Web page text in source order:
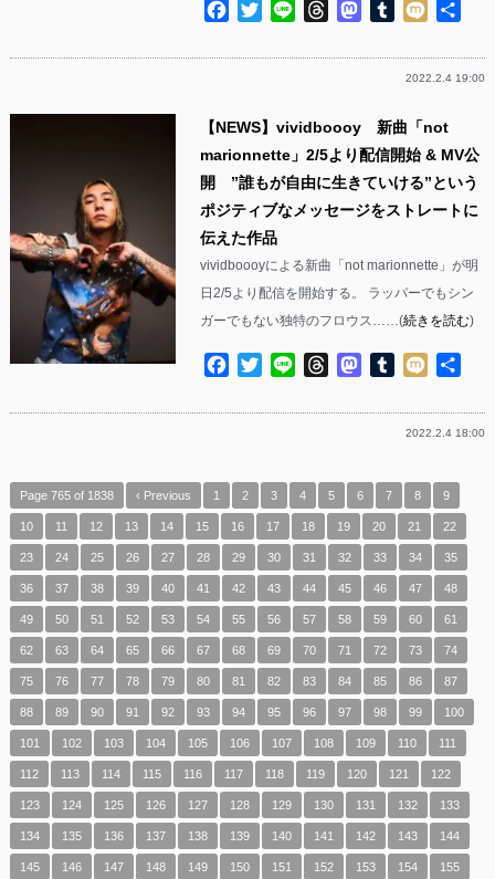
Facebook
TwitterLine ThreadsMastodon
Tumblr
Mixi
2022.2.4 19:00
【NEWS】vividboooy 新曲「not
marionnette」2/5より配信開始 & MV公
開 ”誰もが自由に生きていける”という
ポジティブなメッセージをストレートに
伝えた作品
vividboooyによる新曲「not marionnette」が明
日2/5より配信を開始する。 ラッパーでもシン
ガーでもない独特のフロウス……(続きを読む)
Facebook
TwitterLine ThreadsMastodon
Tumblr
Mixi
2022.2.4 18:00
Page 765 of 1838 ‹ Previous 1 2 3 4 5 6 7 8 9
10 11 12 13 14 15 16 17 18 19 20 21 22
23 24 25 26 27 28 29 30 31 32 33 34 35
36 37 38 39 40 41 42 43 44 45 46 47 48
49 50 51 52 53 54 55 56 57 58 59 60 61
62 63 64 65 66 67 68 69 70 71 72 73 74
75 76 77 78 79 80 81 82 83 84 85 86 87
88 89 90 91 92 93 94 95 96 97 98 99 100
101 102 103 104 105 106 107 108 109 110 111
112 113 114 115 116 117 118 119 120 121 122
123 124 125 126 127 128 129 130 131 132 133
134 135 136 137 138 139 140 141 142 143 144
145 146 147 148 149 150 151 152 153 154 155